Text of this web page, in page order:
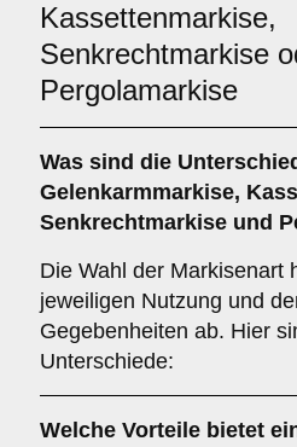
Kassettenmarkise,
Senkrechtmarkise
Pergolamarkise
Was sind die
Gelenkarmmarkise,
Senkrechtmarkise und
Die Wahl der Markisenart
jeweiligen Nutzung und
Gegebenheiten ab. Hier
Unterschiede:
Welche Vorteile bietet